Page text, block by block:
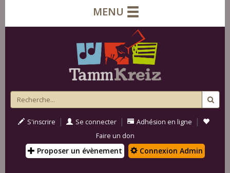
MENU
S'inscrire | Se connecter | Adhésion en ligne |
Faire un don
Proposer un évènement Connexion Admin